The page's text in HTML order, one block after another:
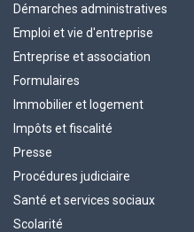
Démarches administratives
Emploi et vie d'entreprise
Entreprise et association
Formulaires
Immobilier et logement
Impôts et fiscalité
Presse
Procédures judiciaire
Santé et services sociaux
Scolarité